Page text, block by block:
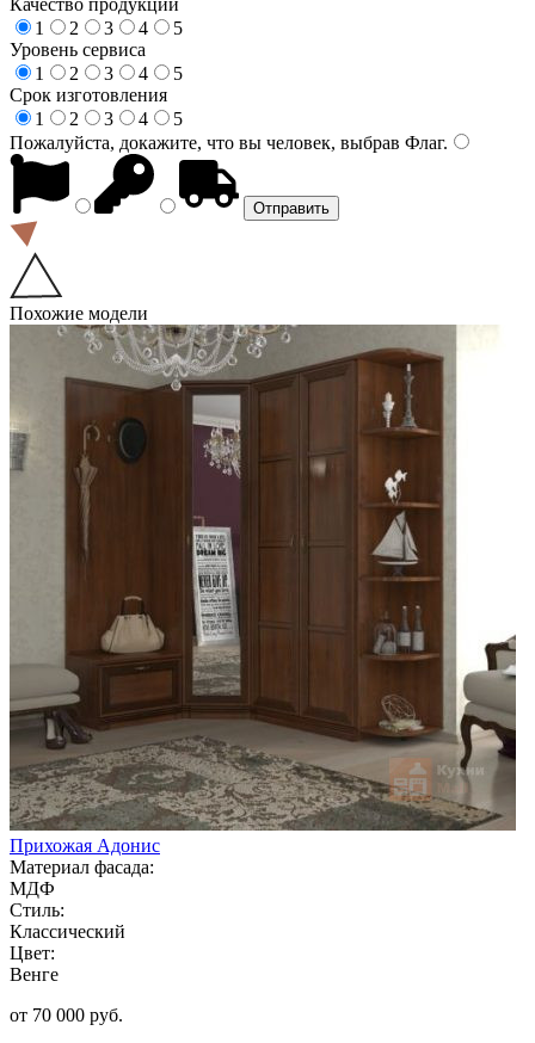
1
2 3 4
5
Уровень сервиса
1
2 3 4
5
Срок изготовления
1
2 3 4
5
Пожалуйста, докажите, что вы человек, выбрав Флаг.
Похожие модели
Прихожая Адонис
Материал фасада:
МДФ
Стиль:
Классический
Цвет:
Венге
от 70 000 руб.